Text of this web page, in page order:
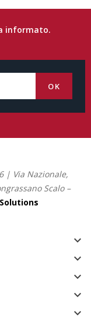
informato.
| Via Nazionale,
Scalo –




